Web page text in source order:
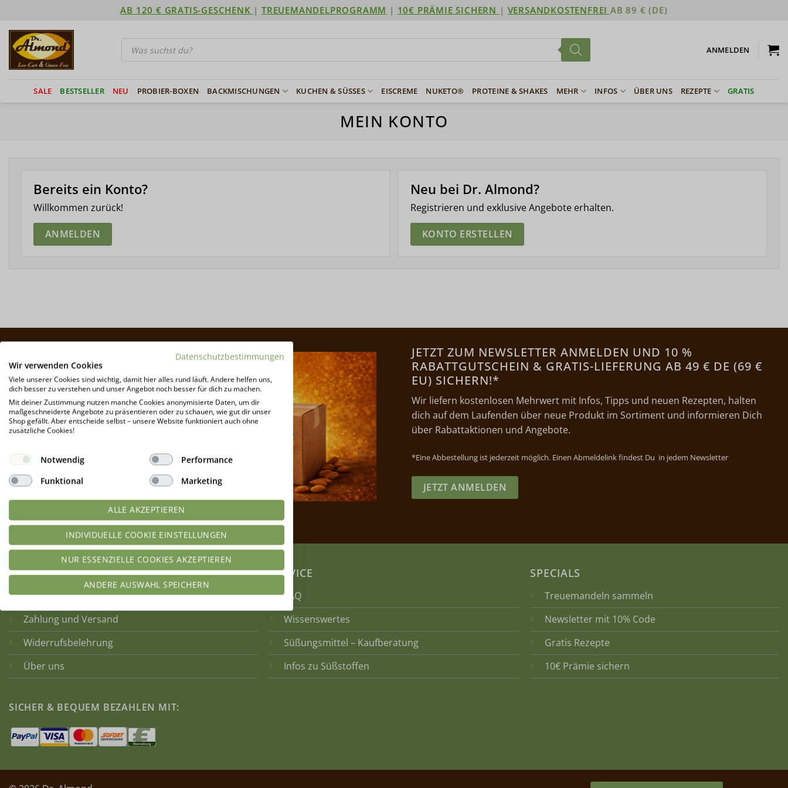
springen
AB 120 € GRATIS-GESCHENK |TREUEMANDELPROGRAMM | 10€ PRÄMIE SICHERN | VERSANDKOSTENFREI AB 89 € (DE)
Products
search ANMELDEN
SALE BESTSELLER NEU PROBIER-BOXEN BACKMISCHUNGEN KUCHEN & SÜSSES EISCREME NUKETO® PROTEINE & SHAKES MEHR INFOS ÜBER UNS REZEPTE GRATIS
MEIN KONTO
Bereits ein Konto?
Willkommen zurück!
ANMELDEN
Neu bei Dr. Almond?
Registrieren und exklusive Angebote erhalten.
KONTO ERSTELLEN
JETZT ZUM NEWSLETTER ANMELDEN UND 10 %
RABATTGUTSCHEIN & GRATIS-LIEFERUNG AB 49 € DE (69 €
EU) SICHERN!*
Wir liefern kostenlosen Mehrwert mit Infos, Tipps und neuen Rezepten, halten
dich auf dem Laufenden über neue Produkt im Sortiment und informieren Dich
über Rabattaktionen und Angebote.
*Eine Abbestellung ist jederzeit möglich. Einen Abmeldelink findest Du in jedem Newsletter
JETZT ANMELDEN
INFO
Kontakt
Zahlung und Versand
Widerrufsbelehrung
Über uns
SERVICE
FAQ
Wissenswertes
Süßungsmittel – Kaufberatung
Infos zu Süßstoffen
SPECIALS
Treuemandeln sammeln
Newsletter mit 10% Code
Gratis Rezepte
10€ Prämie sichern
SICHER & BEQUEM BEZAHLEN MIT:
Datenschutzbestimmungen
Wir verwenden Cookies
Viele unserer Cookies sind wichtig, damit hier alles rund läuft. Andere helfen uns,
dich besser zu verstehen und unser Angebot noch besser für dich zu machen.
Mit deiner Zustimmung nutzen manche Cookies anonymisierte Daten, um dir
maßgeschneiderte Angebote zu präsentieren oder zu schauen, wie gut dir unser
Shop gefällt. Aber entscheide selbst – unsere Website funktioniert auch ohne
zusätzliche Cookies!
Notwendig
Performance
Funktional
Marketing
ALLE AKZEPTIEREN
INDIVIDUELLE COOKIE EINSTELLUNGEN
NUR ESSENZIELLE COOKIES AKZEPTIEREN
ANDERE AUSWAHL SPEICHERN